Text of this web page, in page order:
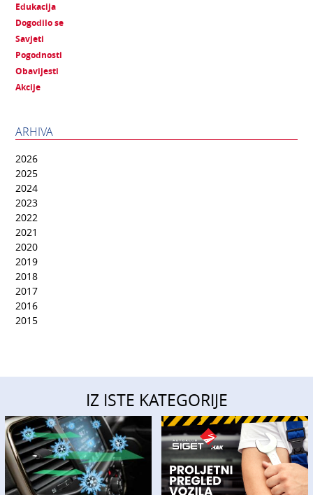
Edukacija
Dogodilo se
Savjeti
Pogodnosti
Obavijesti
Akcije
ARHIVA
2026
2025
2024
2023
2022
2021
2020
2019
2018
2017
2016
2015
IZ ISTE KATEGORIJE